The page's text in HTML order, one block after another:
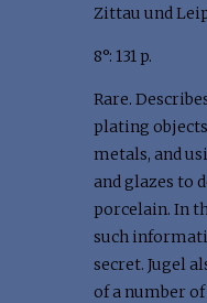
Zittau und
8°: 131 p.
Rare.
plating
metals, and
and glazes to
porcelain. In
such
secret. Jugel
of a number